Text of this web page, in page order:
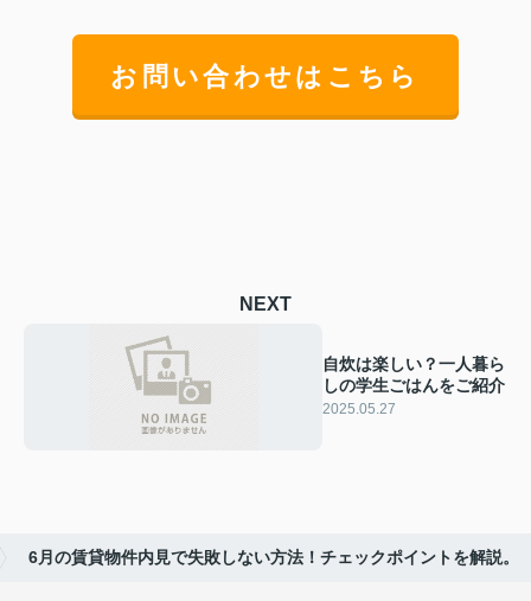
お問い合わせはこちら
NEXT
自炊は楽しい？一人暮ら
しの学生ごはんをご紹介
2025.05.27
6月の賃貸物件内見で失敗しない方法！チェックポイントを解説。